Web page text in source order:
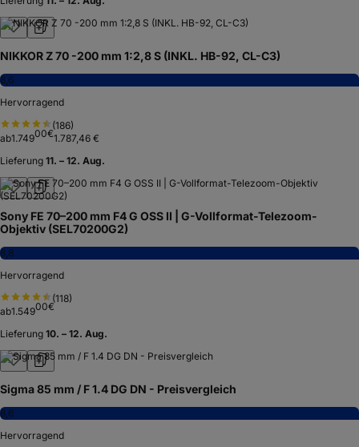
NIKKOR Z 70 -200 mm 1:2,8 S (INKL. HB-92, CL-C3)
8,6
Hervorragend
(186)
ab1.74900€1.787,46 €
Lieferung 11. – 12. Aug.
Sony FE 70–200 mm F4 G OSS II | G-Vollformat-Telezoom-
Objektiv (SEL70200G2)
8,8
Hervorragend
(118)
ab1.54900€
Lieferung 10. – 12. Aug.
Sigma 85 mm / F 1.4 DG DN - Preisvergleich
8,6
Hervorragend